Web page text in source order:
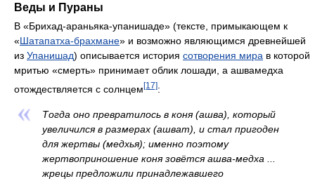
Веды и Пураны
В «Брихад-араньяка-упанишаде» (тексте, примыкающем к
«Шатапатха-брахмане» и возможно являющимся древнейшей
из Упанишад) описывается история сотворения мира в которой
мритью «смерть» принимает облик лошади, а ашвамедха
отождествляется с солнцем[17]:
Тогда оно превратилось в коня (ашва), который
увеличился в размерах (ашват), и стал пригоден
для жертвы (медхья); именно поэтому
жертвоприношение коня зовётся ашва-медха ...
жрецы предложили принадлежавшего